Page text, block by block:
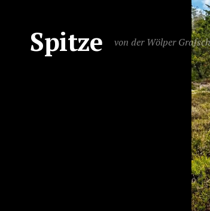
Spitze von der Wölper